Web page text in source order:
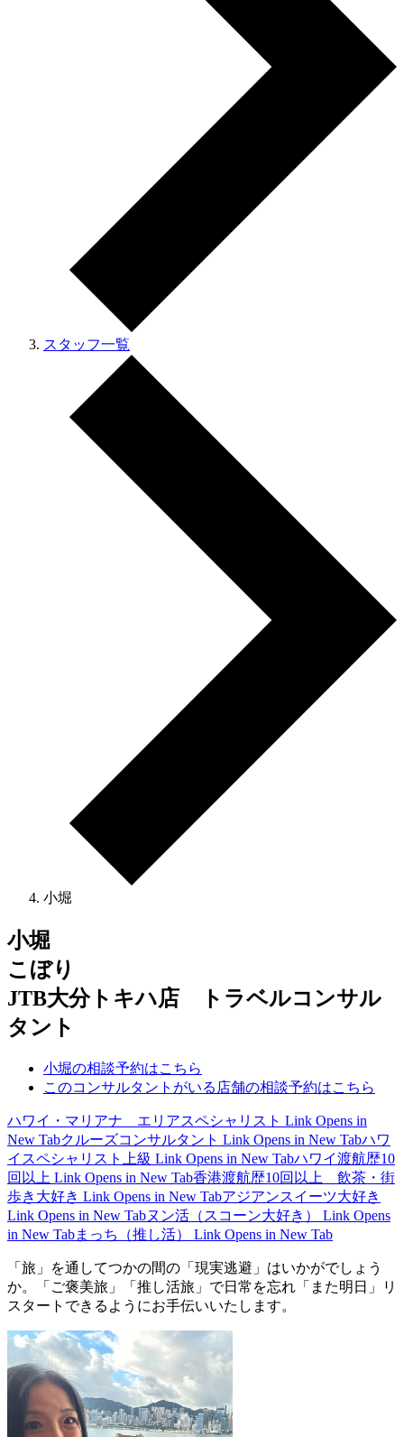
スタッフ一覧
小堀
小堀
こぼり
JTB大分トキハ店 トラベルコンサル
タント
小堀の相談予約はこちら
このコンサルタントがいる店舗の相談予約はこちら
ハワイ・マリアナ エリアスペシャリスト Link Opens in
New Tabクルーズコンサルタント Link Opens in New Tabハワ
イスペシャリスト上級 Link Opens in New Tabハワイ渡航歴10
回以上 Link Opens in New Tab香港渡航歴10回以上 飲茶・街
歩き大好き Link Opens in New Tabアジアンスイーツ大好き
Link Opens in New Tabヌン活（スコーン大好き）
Link Opens
in New Tabまっち（推し活） Link Opens in New Tab
「旅」を通してつかの間の「現実逃避」はいかがでしょう
か。「ご褒美旅」「推し活旅」で日常を忘れ「また明日」リ
スタートできるようにお手伝いいたします。